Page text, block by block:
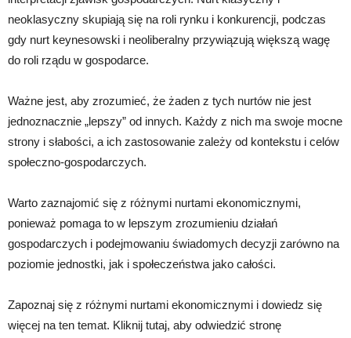
neoklasyczny skupiają się na roli rynku i konkurencji, podczas
gdy nurt keynesowski i neoliberalny przywiązują większą wagę
do roli rządu w gospodarce.
Ważne jest, aby zrozumieć, że żaden z tych nurtów nie jest
jednoznacznie „lepszy” od innych. Każdy z nich ma swoje mocne
strony i słabości, a ich zastosowanie zależy od kontekstu i celów
społeczno-gospodarczych.
Warto zaznajomić się z różnymi nurtami ekonomicznymi,
ponieważ pomaga to w lepszym zrozumieniu działań
gospodarczych i podejmowaniu świadomych decyzji zarówno na
poziomie jednostki, jak i społeczeństwa jako całości.
Zapoznaj się z różnymi nurtami ekonomicznymi i dowiedz się
więcej na ten temat. Kliknij tutaj, aby odwiedzić stronę